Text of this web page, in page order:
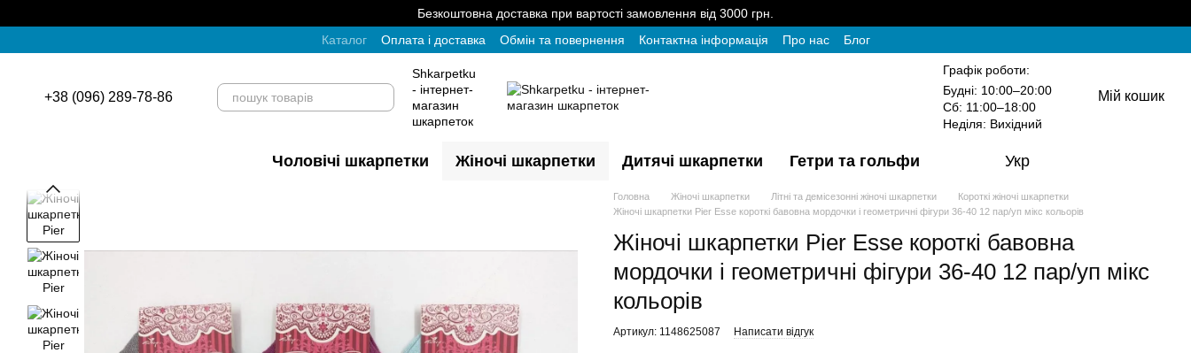
Безкоштовна доставка при вартості замовлення від 3000 грн.
Каталог
Оплата і доставка Обмін та повернення Контактна інформація Про нас Блог
+38 (096) 289-78-86
Shkarpetku
- інтернет-
магазин
шкарпеток
Графік роботи:
Будні: 10:00–20:00
Сб: 11:00–18:00
Неділя: Вихідний
Мій кошик
Чоловічі шкарпетки Жіночі шкарпетки Дитячі шкарпетки Гетри та гольфи Укр
Головна Жіночі шкарпетки Літні та демісезонні жіночі шкарпетки
Короткі жіночі шкарпетки
Жіночі шкарпетки Pier Esse короткі бавовна мордочки і геометричні фігури 36-40 12 пар/уп мікс кольорів
Жіночі шкарпетки Pier Esse короткі бавовна
мордочки і геометричні фігури 36-40 12 пар/уп мікс
кольорів
Артикул: 1148625087 Написати відгук